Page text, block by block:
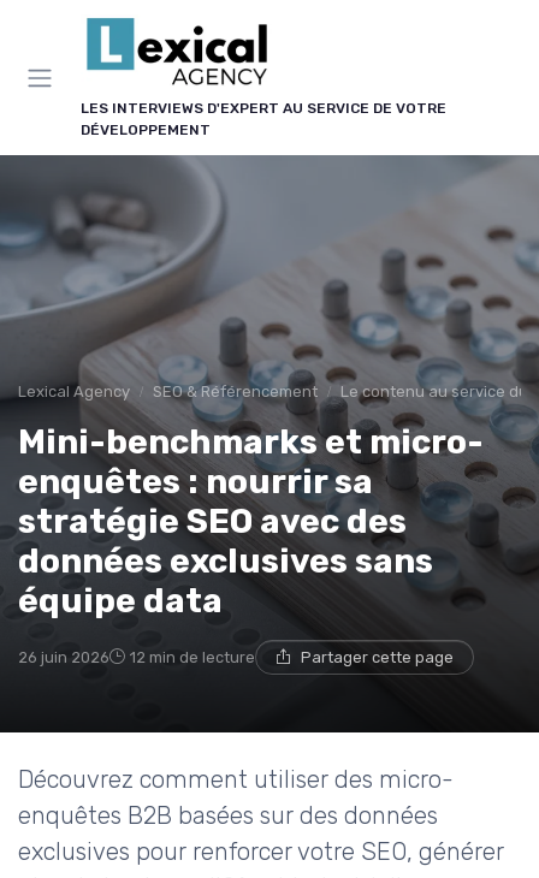
LES INTERVIEWS D'EXPERT AU SERVICE DE VOTRE
DÉVELOPPEMENT
Lexical Agency SEO & Référencement Le contenu au service du
Mini-benchmarks et micro-
enquêtes : nourrir sa
stratégie SEO avec des
données exclusives sans
équipe data
26 juin 2026 12 min de lecture Partager cette page
Découvrez comment utiliser des micro-
enquêtes B2B basées sur des données
exclusives pour renforcer votre SEO, générer
Panneau de gestion des cookies